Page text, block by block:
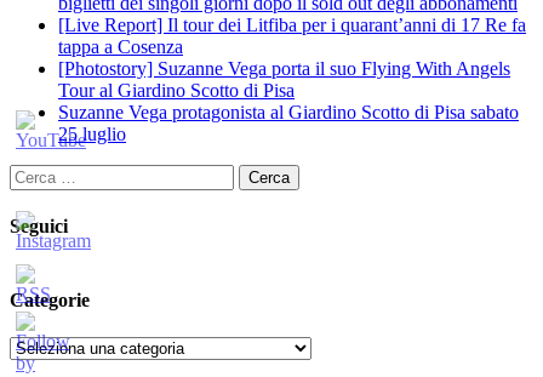
[Live Report] Il tour dei Litfiba per i quarant’anni di 17 Re fa
tappa a Cosenza
[Photostory] Suzanne Vega porta il suo Flying With Angels
Tour al Giardino Scotto di Pisa
Suzanne Vega protagonista al Giardino Scotto di Pisa sabato
25 luglio
Ricerca
per:
Seguici
Categorie
Categorie